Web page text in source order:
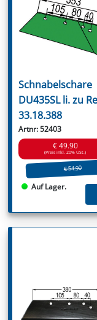
Schnabelschare
DU435SL li. zu
33.18.388
Artnr: 52403
€ 49.90
(Preis inkl. 20% USt.)
€ 54.90
Auf Lager.